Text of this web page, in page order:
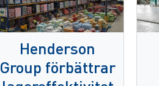
Henderson
Group förbättrar